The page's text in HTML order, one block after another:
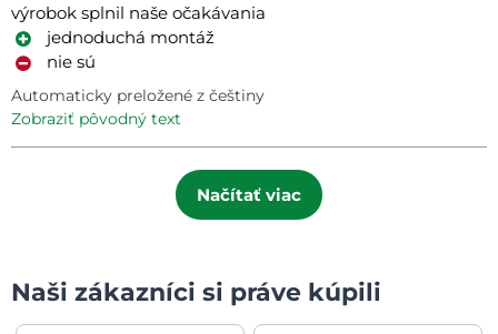
výrobok splnil naše očakávania
jednoduchá montáž
nie sú
Automaticky preložené z češtiny
zobraziť pôvodný text
Načítať viac
Naši zákazníci si práve kúpili